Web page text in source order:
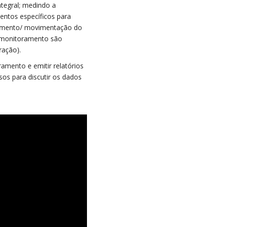
medindo a
específicos para
movimentação do
são
e emitir relatórios
para discutir os dados